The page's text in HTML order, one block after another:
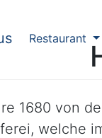
Restaurant
1680 von
welche